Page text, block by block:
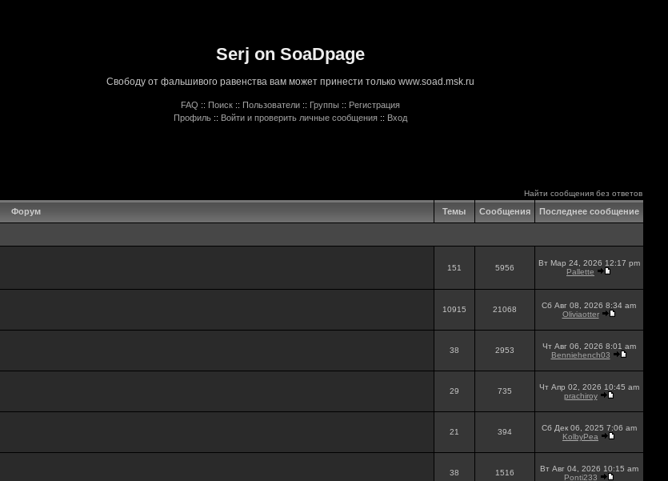
Serj on SoaDpage
Свободу от фальшивого равенства вам может принести только www.soad.msk.ru
FAQ :: Поиск :: Пользователи :: Группы :: Регистрация
Профиль :: Войти и проверить личные сообщения :: Вход
Найти сообщения без ответов
Форум Темы Сообщения Последнее сообщение
151 5956
Вт Мар 24, 2026 12:17 pm
Pallette
10915 21068
Сб Авг 08, 2026 8:34 am
Oliviaotter
38 2953
Чт Авг 06, 2026 8:01 am
Benniehench03
29 735
Чт Апр 02, 2026 10:45 am
prachiroy
21 394
Сб Дек 06, 2025 7:06 am
KolbyPea
38 1516
Вт Авг 04, 2026 10:15 am
Ponti233